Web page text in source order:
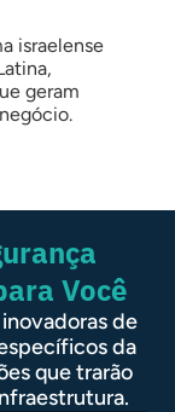
israelense
geram
Você
de
da
que trarão